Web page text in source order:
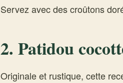
Servez avec des croûtons
2. Patidou
Originale et rustique, cette